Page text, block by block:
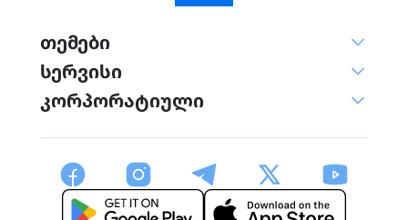
თემები
სერვისი
კორპორატიული